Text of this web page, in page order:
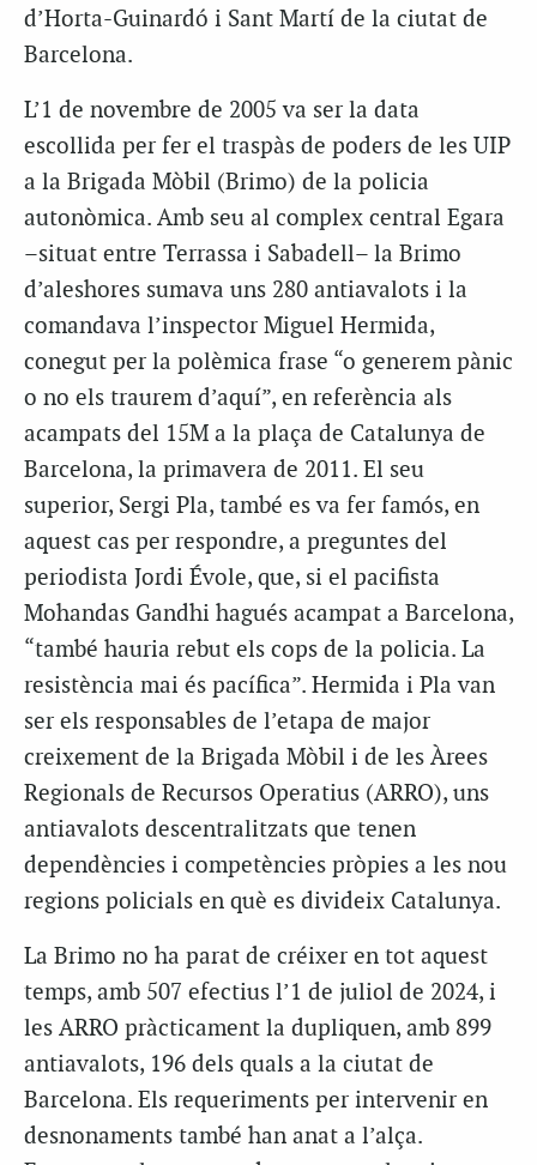
d’Horta-Guinardó i Sant Martí de la ciutat de
Barcelona.
L’1 de novembre de 2005 va ser la data
escollida per fer el traspàs de poders de les UIP
a la Brigada Mòbil (Brimo) de la policia
autonòmica. Amb seu al complex central Egara
–situat entre Terrassa i Sabadell– la Brimo
d’aleshores sumava uns 280 antiavalots i la
comandava l’inspector Miguel Hermida,
conegut per la polèmica frase “o generem pànic
o no els traurem d’aquí”, en referència als
acampats del 15M a la plaça de Catalunya de
Barcelona, la primavera de 2011. El seu
superior, Sergi Pla, també es va fer famós, en
aquest cas per respondre, a preguntes del
periodista Jordi Évole, que, si el pacifista
Mohandas Gandhi hagués acampat a Barcelona,
“també hauria rebut els cops de la policia. La
resistència mai és pacífica”. Hermida i Pla van
ser els responsables de l’etapa de major
creixement de la Brigada Mòbil i de les Àrees
Regionals de Recursos Operatius (ARRO), uns
antiavalots descentralitzats que tenen
dependències i competències pròpies a les nou
regions policials en què es divideix Catalunya.
La Brimo no ha parat de créixer en tot aquest
temps, amb 507 efectius l’1 de juliol de 2024, i
les ARRO pràcticament la dupliquen, amb 899
antiavalots, 196 dels quals a la ciutat de
Barcelona. Els requeriments per intervenir en
desnonaments també han anat a l’alça.